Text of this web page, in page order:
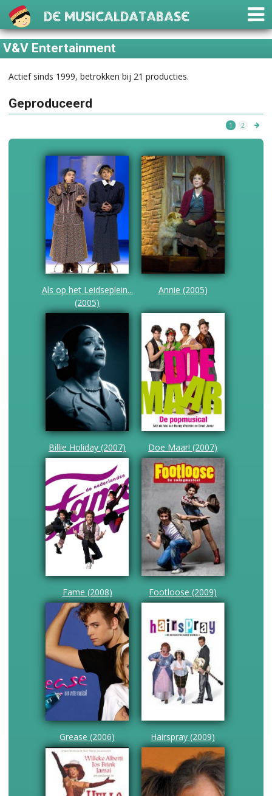
De Musicaldatabase
V&V Entertainment
Actief sinds 1999, betrokken bij 21 producties.
Geproduceerd
1 2
Als op het Leidseplein...
(2005)
Annie (2005)
Billie Holiday (2007) Doe Maar! (2007)
Fame (2008) Footloose (2009)
Grease (2006) Hairspray (2009)